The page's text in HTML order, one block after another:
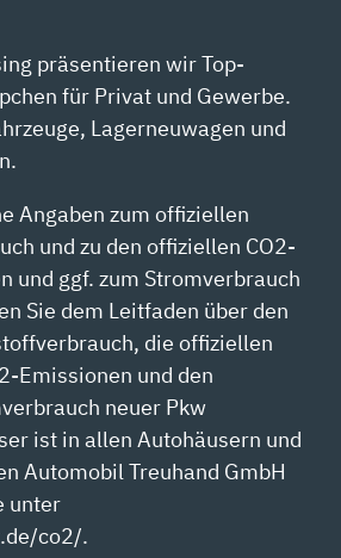
präsentieren wir Top-
für Privat und Gewerbe.
Lagerneuwagen und
Angaben zum offiziellen
und zu den offiziellen CO2-
und ggf. zum Stromverbrauch
Sie dem Leitfaden über den
die offiziellen
Emissionen und den
neuer Pkw
ist in allen Autohäusern und
Automobil Treuhand GmbH
unter
co2/.